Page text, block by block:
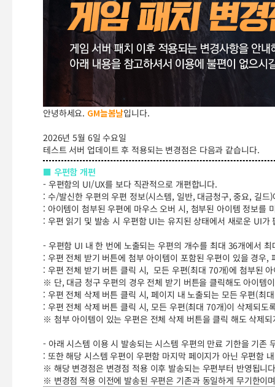
안녕하세요. GM늘봄날입니다.
2026년 5월 6일 수요일
테스트 서버 업데이트 후 적용되는 변경점은 다음과 같습니다.
■ 우편함 개편
- 우편함의 UI/UX를 보다 직관적으로 개편합니다.
: 수/발신한 우편의 우편 정보(시스템, 일반, 대금청구, 중요, 길
: 아이템이 첨부된 우편에 마우스 오버 시, 첨부된 아이템 정보를
: 우편 읽기 및 발송 시 우편함 UI는 유지된 상태에서 새로운 UI
- 우편함 UI 내 한 번에 노출되는 우편의 개수를 최대 36개에서
: 우편 전체 받기 버튼에 첨부 아이템이 포함된 우편이 있을 경우
: 우편 전체 받기 버튼 클릭 시, 모든 우편(최대 70개)에 첨부된
※ 단, 대금 청구 우편의 경우 전체 받기 버튼을 클릭해도 아이템
: 우편 전체 삭제 버튼 클릭 시, 페이지 내 노출되는 모든 우편(최
: 우편 전체 삭제 버튼 클릭 시, 모든 우편(최대 70개)이 삭제되도
※ 첨부 아이템이 있는 우편은 전체 삭제 버튼을 클릭 해도 삭제
- 아래 시스템 이용 시 발송되는 시스템 우편의 만료 기한을 기존
: 또한 해당 시스템 우편이 우편함 마지막 페이지가 아닌 우편함
※ 해당 변경점은 변경점 적용 이후 발송되는 우편부터 반영됩니
※ 변경점 적용 이전에 발송된 우편은 기존과 동일하게 무기한이